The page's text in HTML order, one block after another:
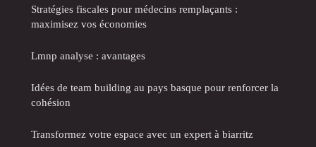
Stratégies fiscales pour médecins remplaçants :
maximisez vos économies
Lmnp analyse : avantages
Idées de team building au pays basque pour renforcer la
cohésion
Transformez votre espace avec un expert à biarritz